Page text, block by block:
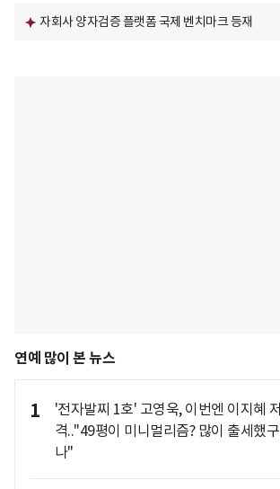
자회사 양자검증 플랫폼 국제 벤치마크 등재
연예 많이 본 뉴스
1
'전자발찌 1호' 고영욱, 이번엔 이지혜 저
격.."49평이 미니멀리즘? 많이 출세했구
나"